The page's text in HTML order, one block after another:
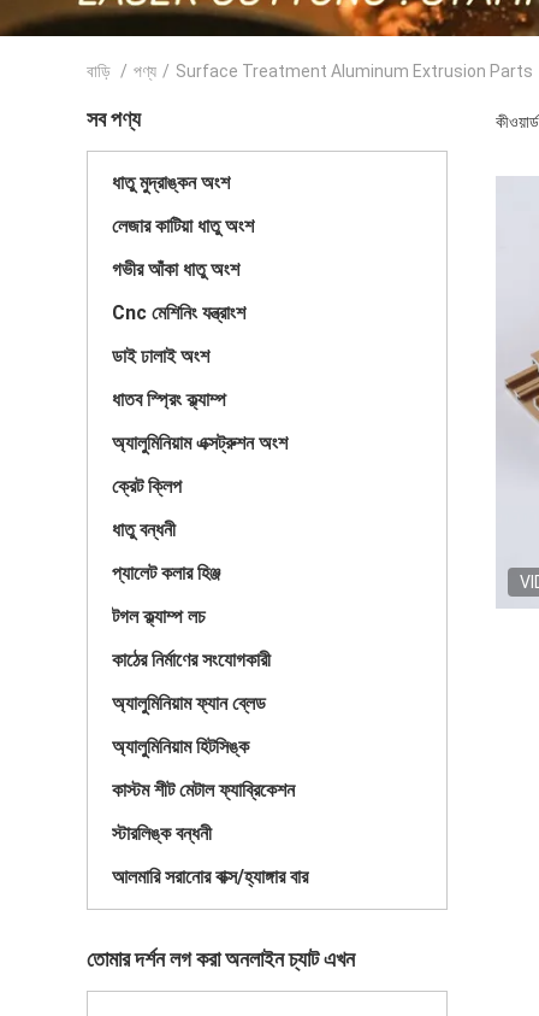
বাড়ি / পণ্য / Surface Treatment Aluminum Extrusion Parts
সব পণ্য
ধাতু মুদ্রাঙ্কন অংশ
লেজার কাটিয়া ধাতু অংশ
গভীর আঁকা ধাতু অংশ
Cnc মেশিনিং যন্ত্রাংশ
ডাই ঢালাই অংশ
ধাতব স্প্রিং ক্ল্যাম্প
অ্যালুমিনিয়াম এক্সট্রুশন অংশ
ক্রেট ক্লিপ
ধাতু বন্ধনী
প্যালেট কলার হিঞ্জ
টগল ক্ল্যাম্প লচ
কাঠের নির্মাণের সংযোগকারী
অ্যালুমিনিয়াম ফ্যান ব্লেড
অ্যালুমিনিয়াম হিটসিঙ্ক
কাস্টম শীট মেটাল ফ্যাব্রিকেশন
স্টারলিঙ্ক বন্ধনী
আলমারি সরানোর বাক্স/হ্যাঙ্গার বার
তোমার দর্শন লগ করা অনলাইন চ্যাট এখন